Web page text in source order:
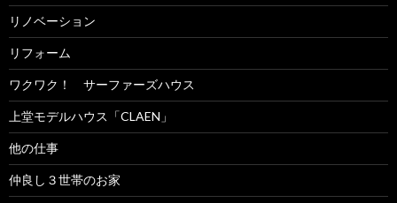
リノベーション
リフォーム
ワクワク！ サーファーズハウス
上堂モデルハウス「CLAEN」
他の仕事
仲良し３世帯のお家